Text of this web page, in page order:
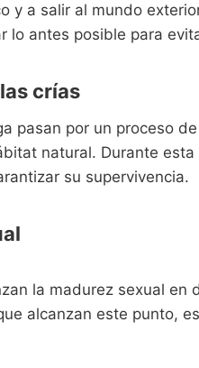
y a salir al mundo
lo antes posible para
crías
pasan por un proceso
natural. Durante
su supervivencia.
la madurez sexual
alcanzan este punto,